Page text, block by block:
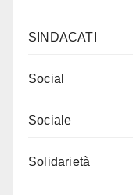
SINDACATI
Social
Sociale
Solidarietà